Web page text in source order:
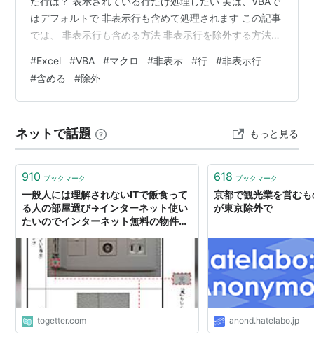
はデフォルトで 非表示行も含めて処理されます この記事
では、 非表示行も含める方法 非表示行を除外する方法
します。 まず結論 通常のVBAは非表示行も処理する 例え
ばこちら。 Sub Test() Dim c As Range For Each c In
Range("A1:A10") Debug.Print c.Value Next cEnd Sub
#Excel #VBA #マクロ #非表示 #行 #非表示行
#含める #除外
ネットで話題 もっと見る
910 ブックマーク
一般人には理解されないITで飯食って
る人の部屋選び→インターネット使い
たいのでインターネット無料の物件は
togetter.com
618 ブックマーク
京都で観光業を営む
が東京除外で
anond.hatelabo.jp